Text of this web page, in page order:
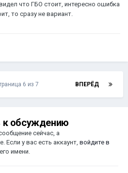
что ГБО стоит, интересно ошибка
то сразу не вариант.
ВПЕРЁД
6 из 7
к обсуждению
сейчас, а
Если у вас есть аккаунт, войдите в
имени.